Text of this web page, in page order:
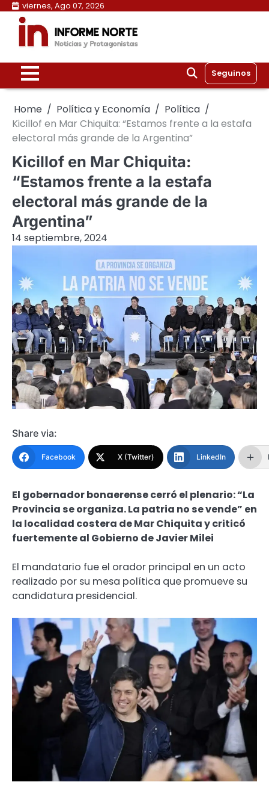
Skip
content
viernes, Ago 07, 2026
Seguinos
Home Política y Economía
Política
Kicillof en Mar Chiquita: “Estamos frente a la estafa
electoral más grande de la Argentina”
Kicillof en Mar Chiquita:
“Estamos frente a la estafa
electoral más grande de la
Argentina”
14 septiembre, 2024
Share via:
Facebook X (Twitter) LinkedIn
El gobernador bonaerense cerró el plenario: “La
Provincia se organiza. La patria no se vende” en
la localidad costera de Mar Chiquita y criticó
fuertemente al Gobierno de Javier Milei
El mandatario fue el orador principal en un acto
realizado por su mesa política que promueve su
candidatura presidencial.